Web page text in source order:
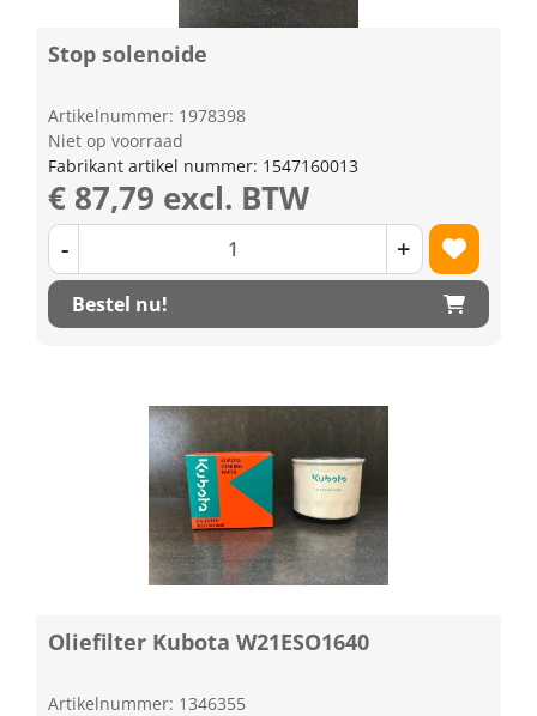
Stop solenoide
Artikelnummer: 1978398
Niet op voorraad
Fabrikant artikel nummer: 1547160013
€ 87,79 excl. BTW
- +
Bestel nu!
Oliefilter Kubota W21ESO1640
Artikelnummer: 1346355